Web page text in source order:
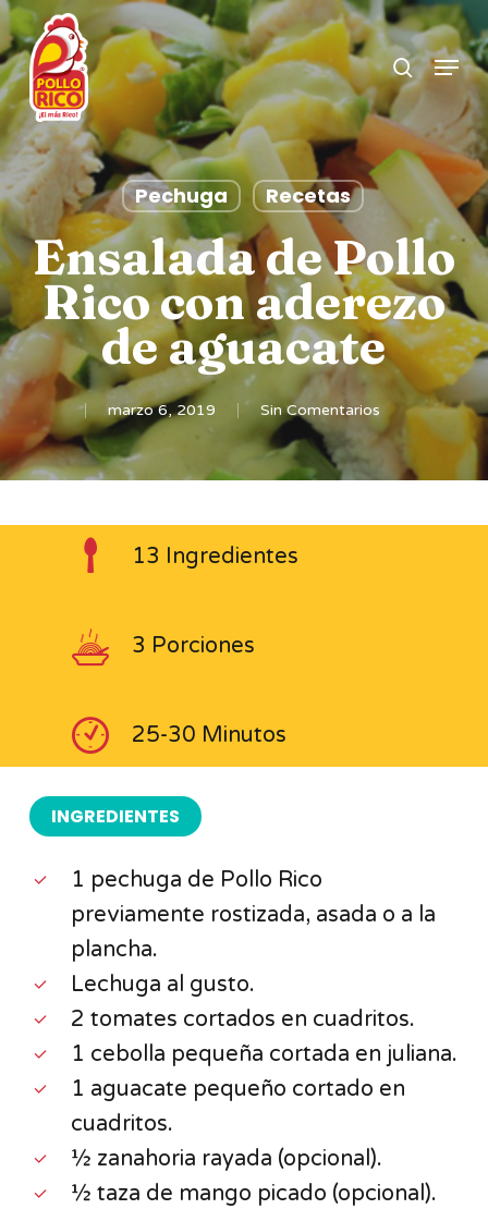
Skip
to
main
content
search
Menu
Pechuga Recetas
Ensalada de Pollo
Rico con aderezo
de aguacate
marzo 6, 2019 Sin Comentarios
13 Ingredientes
3 Porciones
25-30 Minutos
INGREDIENTES
1 pechuga de Pollo Rico
previamente rostizada, asada o a la
plancha.
Lechuga al gusto.
2 tomates cortados en cuadritos.
1 cebolla pequeña cortada en juliana.
1 aguacate pequeño cortado en
cuadritos.
½ zanahoria rayada (opcional).
½ taza de mango picado (opcional).